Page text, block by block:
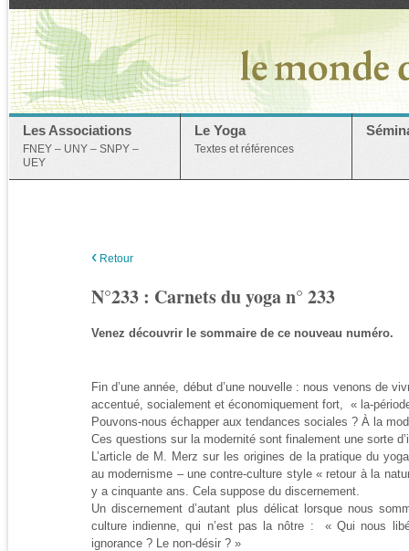
Les Associations
FNEY – UNY – SNPY –
UEY
Le Yoga
Textes et références
‹ Retour
N°233 : Carnets du yoga n° 233
Venez découvrir le sommaire de ce nouveau numéro.
Fin d’une année, début d’une nouvelle : nous venons de
accentué, socialement et économiquement fort, « la-
Pouvons-nous échapper aux tendances sociales ? À la
Ces questions sur la modernité sont finalement une sorte
L’article de M. Merz sur les origines de la pratique du
au modernisme – une contre-culture style « retour à la
y a cinquante ans. Cela suppose du discernement.
Un discernement d’autant plus délicat lorsque nous
culture indienne, qui n’est pas la nôtre : « Qui nous
ignorance ? Le non-désir ? »